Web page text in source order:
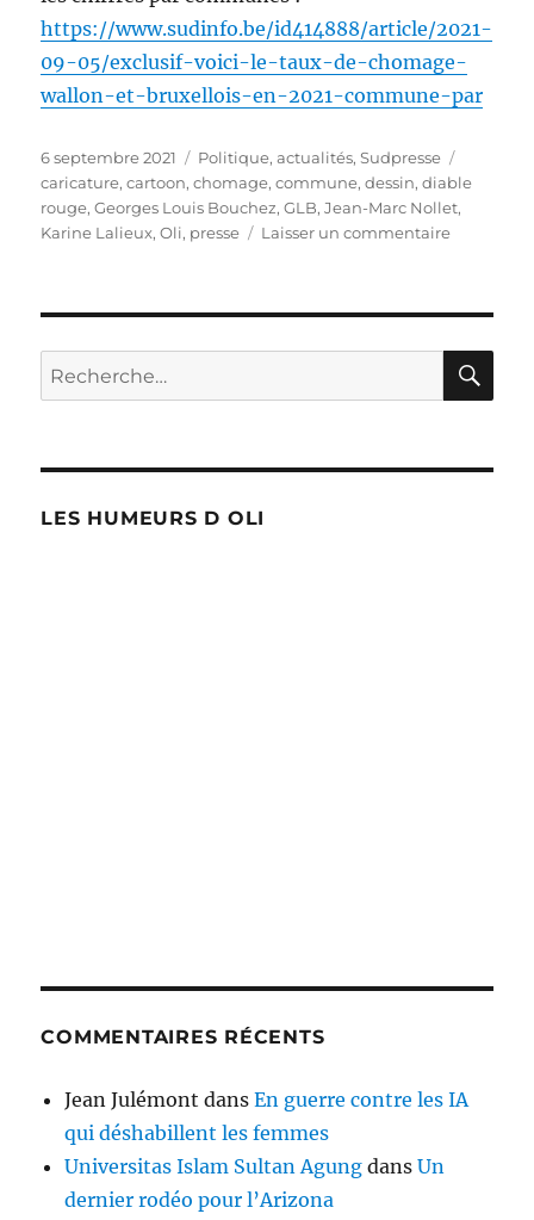
https://www.sudinfo.be/id414888/article/2021-
09-05/exclusif-voici-le-taux-de-chomage-
wallon-et-bruxellois-en-2021-commune-par
Publié
le
6 septembre 2021 Catégories
Politique, actualités,Sudpresse
caricature,cartoon,chomage,commune,dessin,diable
rouge,Georges Louis Bouchez,GLB,Jean-Marc Nollet,
Karine Lalieux,Oli, presse Laisser un commentairesur
Recherche
pour :
LES HUMEURS D OLI
COMMENTAIRES RÉCENTS
Jean Julémont dansEn guerre contre les IA
qui déshabillent les femmes
Universitas Islam Sultan Agung dansUn
dernier rodéo pour l’Arizona